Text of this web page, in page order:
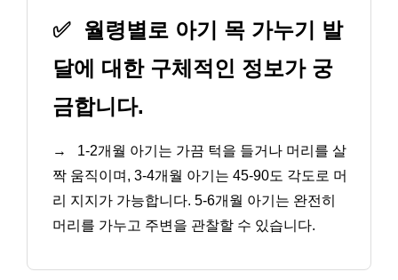
✅
월령별로 아기 목 가누기 발
달에 대한 구체적인 정보가 궁
금합니다.
→
1-2개월 아기는 가끔 턱을 들거나 머리를 살
짝 움직이며, 3-4개월 아기는 45-90도 각도로 머
리 지지가 가능합니다. 5-6개월 아기는 완전히
머리를 가누고 주변을 관찰할 수 있습니다.